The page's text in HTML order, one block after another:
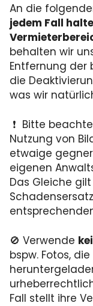
An die
jedem Fall
behalten wir
Entfernung
die
was wir
❗ Bitte
Nutzung von
etwaige
eigenen
Das Gleiche
🚫 Verwende
bspw. Fotos,
Fall stellt ihre